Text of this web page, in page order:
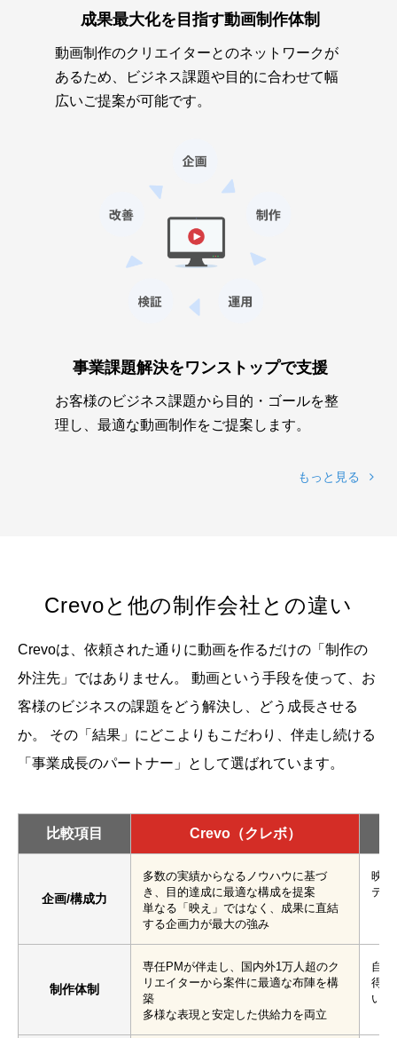
成果最大化を目指す動画制作体制
動画制作のクリエイターとのネットワークが
あるため、ビジネス課題や目的に合わせて幅
広いご提案が可能です。
事業課題解決をワンストップで支援
お客様のビジネス課題から目的・ゴールを整
理し、最適な動画制作をご提案します。
もっと見る
Crevoと他の制作会社との違い
Crevoは、依頼された通りに動画を作るだけの「制作の
外注先」ではありません。
動画という手段を使って、お
客様のビジネスの課題をどう解決し、どう成長させる
か。
その「結果」にどこよりもこだわり、伴走し続ける
「事業成長のパートナー」として選ばれています。
比較項目 Crevo（クレボ）
企画/構成力
多数の実績からなるノウハウに基づ
き、目的達成に最適な構成を提案
単なる「映え」ではなく、成果に直結
する企画力が最大の強み
映像
テ
制作体制
専任PMが伴走し、国内外1万人超のク
リエイターから案件に最適な布陣を構
築
多様な表現と安定した供給力を両立
自
得意
い